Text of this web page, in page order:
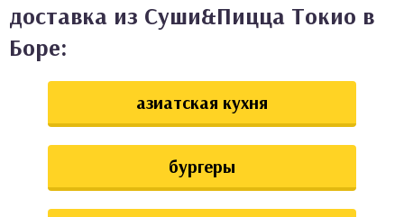
доставка из Суши&Пицца Токио в
Боре:
азиатская кухня
бургеры